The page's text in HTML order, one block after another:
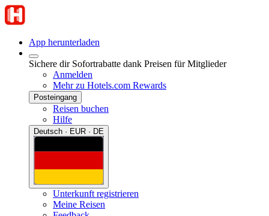
App herunterladen
Sichere dir Sofortrabatte dank Preisen für Mitglieder
Anmelden
Mehr zu Hotels.com Rewards
Posteingang
Reisen buchen
Hilfe
Deutsch · EUR · DE
Unterkunft registrieren
Meine Reisen